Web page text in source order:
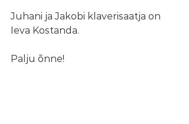
Juhani ja Jakobi klaverisaatja on
Ieva Kostanda.
Palju õnne!